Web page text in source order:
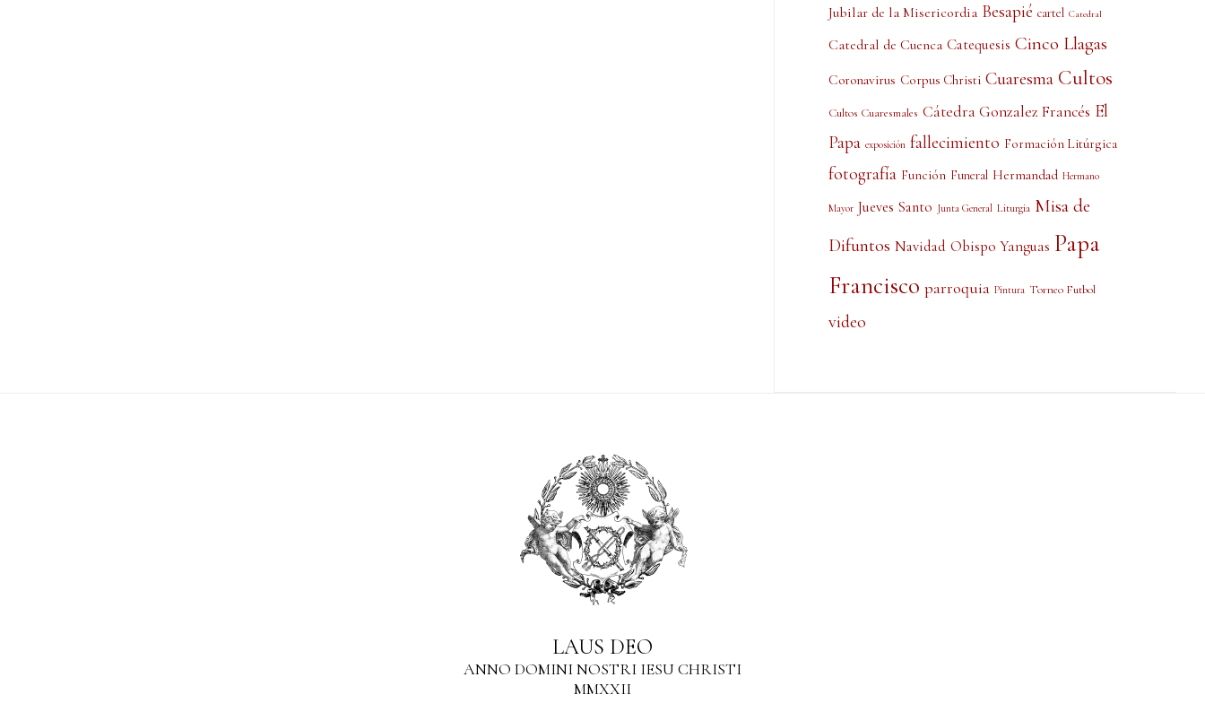
Jubilar de la Misericordia Besapié cartel Catedral
Catedral de Cuenca Catequesis Cinco Llagas
Coronavirus Corpus Christi Cuaresma Cultos
Cultos Cuaresmales Cátedra Gonzalez Francés El
Papa exposición fallecimiento Formación Litúrgica
fotografía Función Funeral Hermandad Hermano
Mayor Jueves Santo Junta General Liturgia Misa de
Difuntos Navidad Obispo Yanguas Papa
Francisco parroquia Pintura Torneo Futbol
video
LAUS DEO
ANNO DOMINI NOSTRI IESU CHRISTI
MMXXII